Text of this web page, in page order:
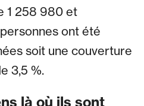
1 258 980 et
ont été
soit une couverture
3,5 %.
là où ils sont